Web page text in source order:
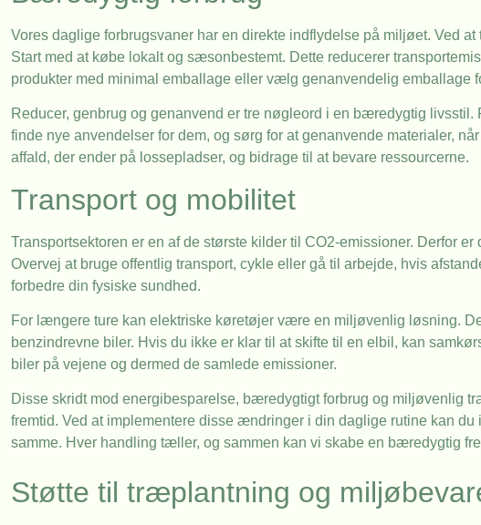
Vores daglige forbrugsvaner har en direkte indflydelse på miljøet. Ved
Start med at købe lokalt og sæsonbestemt. Dette reducerer
produkter med minimal emballage eller vælg genanvendelig emballage
Reducer, genbrug og genanvend er tre nøgleord i en bæredygtig
finde nye anvendelser for dem, og sørg for at genanvende materialer,
affald, der ender på lossepladser, og bidrage til at bevare ressourcerne.
Transport og mobilitet
Transportsektoren er en af de største kilder til CO2-emissioner. Derfor
Overvej at bruge offentlig transport, cykle eller gå til arbejde, hvis
forbedre din fysiske sundhed.
For længere ture kan elektriske køretøjer være en miljøvenlig løsning.
benzindrevne biler. Hvis du ikke er klar til at skifte til en elbil, kan
biler på vejene og dermed de samlede emissioner.
Disse skridt mod energibesparelse, bæredygtigt forbrug og miljøvenlig
fremtid. Ved at implementere disse ændringer i din daglige rutine kan
samme. Hver handling tæller, og sammen kan vi skabe en bæredygtig
Støtte til træplantning og